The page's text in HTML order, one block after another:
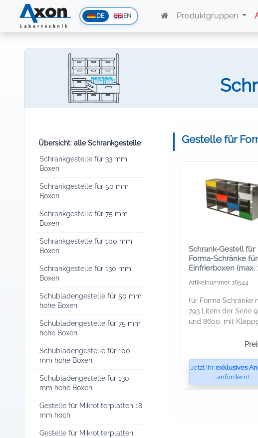
DE EN Produktgruppen
Übersicht: alle Schrankgestelle
Schrankgestelle für 33 mm
Boxen
Schrankgestelle für 50 mm
Boxen
Schrankgestelle für 75 mm
Boxen
Schrankgestelle für 100 mm
Boxen
Schrankgestelle für 130 mm
Boxen
Schubladengestelle für 50 mm
hohe Boxen
Schubladengestelle für 75 mm
hohe Boxen
Schubladengestelle für 100
mm hohe Boxen
Schubladengestelle für 130
mm hohe Boxen
Gestelle für Mikrotiterplatten 18
mm hoch
Gestelle für Mikrotiterplatten
Gestelle für
Schrank-Gestell für
Forma-Schränke
Einfrierboxen (max.
136 x 53 mm)
Artikelnummer: 16544
für Forma Schränke
793 Litern der Serie
und 8600, mit
Jetzt Ihr exklusives
anfordern!